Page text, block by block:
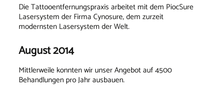
Die Tattooentfernungspraxis arbeitet mit dem PiocSure
Lasersystem der Firma Cynosure, dem zurzeit
modernsten Lasersystem der Welt.
August 2014
Mittlerweile konnten wir unser Angebot auf 4500
Behandlungen pro Jahr ausbauen.